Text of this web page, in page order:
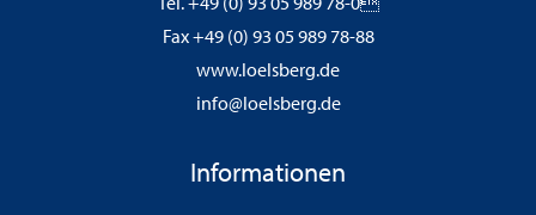
Fax +49 (0) 93 05 989 78-88
www.loelsberg.de
info@loelsberg.de
Informationen